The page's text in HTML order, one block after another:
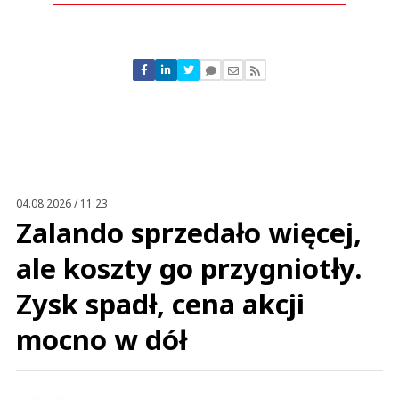
"- Sól i mąka są w domu, więc poradziłabym sobie, gdyby sklepy były
zamknięte" - no może pani minister sobie poradzi, ale przecież wiadomo,
komu ta #dobrazmiana się przysłuży - zagranicznym właścicielom
hipermarketów, bo ludzie zrobią u nich...
"- Sól i mąka są w domu, więc poradziłabym sobie, gdyby sklepy były
zamknięte" - no może pani minister sobie poradzi, ale przecież wiadomo,
komu ta #dobrazmiana się przysłuży - zagranicznym właścicielom
hipermarketów, bo ludzie zrobią u nich zakupy na zapas, a nawet jak
się zamkną w niedzielę, to im to nie zaszkodzi w dłuższej perspektywie.
Niestety małym sklepom już tak.
Krakus
04.08.2026 / 11:23
Zalando sprzedało więcej,
ale koszty go przygniotły.
Zysk spadł, cena akcji
mocno w dół